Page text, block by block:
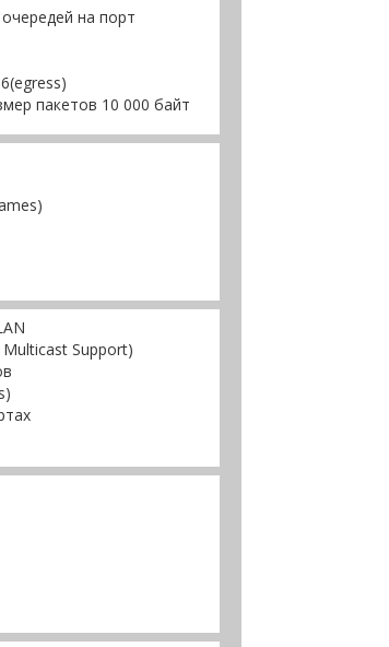
на порт
пакетов 10 000 байт
Support)